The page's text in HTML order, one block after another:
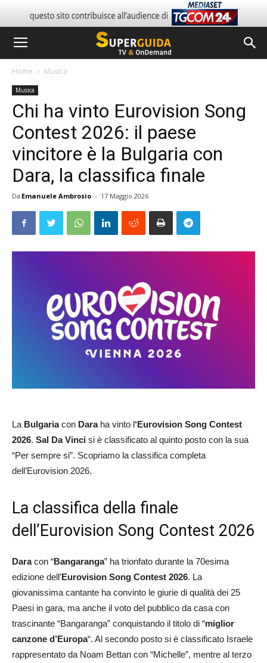
Home Musica
Musica
Chi ha vinto Eurovision Song
Contest 2026: il paese
vincitore è la Bulgaria con
Dara, la classifica finale
Da Emanuele Ambrosio - 17 Maggio 2026
La Bulgariacon Daraha vinto l‘Eurovision Song Contest
2026. Sal Da Vinci si è classificato al quinto posto con la sua
“Per sempre si”. Scopriamo la classifica completa
dell’Eurovision 2026.
La classifica della finale
dell’Eurovision Song Contest 2026
Daracon “Bangaranga” ha trionfato durante la 70esima
edizione dell’Eurovision Song Contest 2026. La
giovanissima cantante ha convinto le giurie di qualità dei 25
Paesi in gara, ma anche il voto del pubblico da casa con
trascinante “Bangaranga” conquistando il titolo di “miglior
canzone d’Europa“. Al secondo posto si è classificato Israele
rappresentato da Noam Bettan con “Michelle”, mentre al terzo